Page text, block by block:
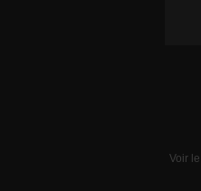
Voir